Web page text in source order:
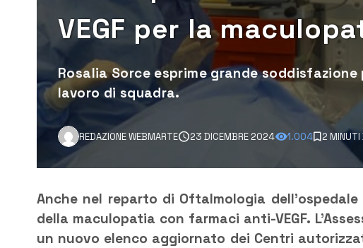
VEGF per la
Rosalia Sorce esprime grande
lavoro di squadra.
REDAZIONE WEBMARTE 23 DICEMBRE 2024 1.004 2 MINUTI
Anche nel reparto di Oftalmologia
della maculopatia con farmaci anti-VEGF.
un nuovo elenco aggiornato dei Centri